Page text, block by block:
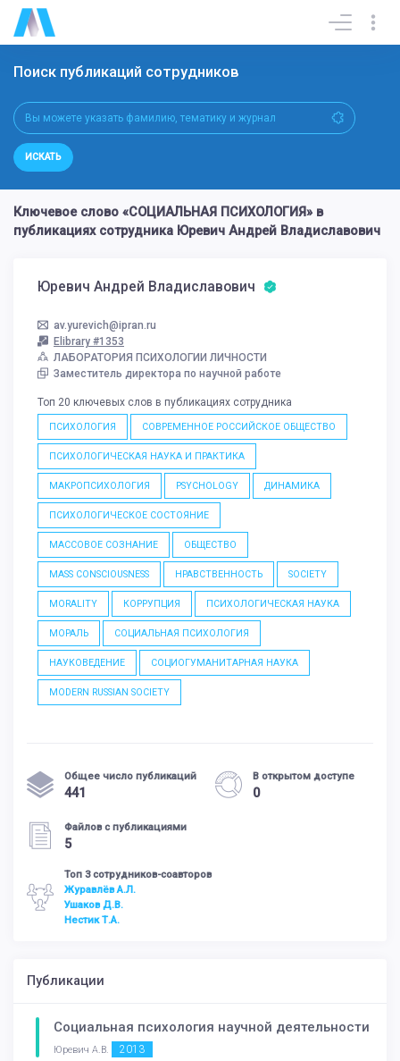
Поиск публикаций сотрудников
ИСКАТЬ
Ключевое слово «СОЦИАЛЬНАЯ ПСИХОЛОГИЯ» в
публикациях сотрудника Юревич Андрей Владиславович
Юревич Андрей Владиславович
av.yurevich@ipran.ru
Elibrary #1353
ЛАБОРАТОРИЯ ПСИХОЛОГИИ ЛИЧНОСТИ
Заместитель директора по научной работе
Топ 20 ключевых слов в публикациях сотрудника
ПСИХОЛОГИЯ СОВРЕМЕННОЕ РОССИЙСКОЕ ОБЩЕСТВО
ПСИХОЛОГИЧЕСКАЯ НАУКА И ПРАКТИКА
МАКРОПСИХОЛОГИЯ PSYCHOLOGY ДИНАМИКА
ПСИХОЛОГИЧЕСКОЕ СОСТОЯНИЕ
МАССОВОЕ СОЗНАНИЕ ОБЩЕСТВО
MASS CONSCIOUSNESS НРАВСТВЕННОСТЬ SOCIETY
MORALITY КОРРУПЦИЯ ПСИХОЛОГИЧЕСКАЯ НАУКА
МОРАЛЬ СОЦИАЛЬНАЯ ПСИХОЛОГИЯ
НАУКОВЕДЕНИЕ СОЦИОГУМАНИТАРНАЯ НАУКА
MODERN RUSSIAN SOCIETY
Общее число публикаций
441
В открытом доступе
0
Файлов с публикациями
5
Топ 3 сотрудников-соавторов
Журавлёв А.Л.
Ушаков Д.В.
Нестик Т.А.
Публикации
Социальная психология научной деятельности
Юревич А.В. 2013